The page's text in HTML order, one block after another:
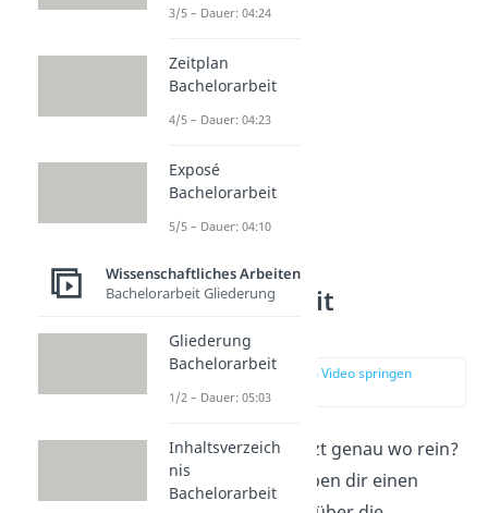
Wie ist die
Bachelorarbeit
aufgebaut?
zur Stelle im Video springen
(00:15)
Aber was kommt jetzt genau wo rein?
Keine Sorge! Wir geben dir einen
3/5 – Dauer: 04:24
Zeitplan
Bachelorarbeit
4/5 – Dauer: 04:23
Exposé
Bachelorarbeit
5/5 – Dauer: 04:10
Wissenschaftliches Arbeiten
Bachelorarbeit Gliederung
Gliederung
Bachelorarbeit
1/2 – Dauer: 05:03
Inhaltsverzeich
nis
Bachelorarbeit